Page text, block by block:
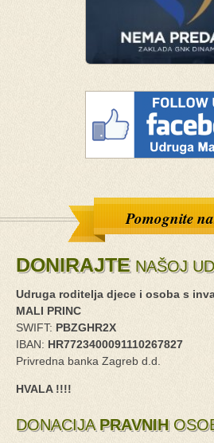
Pomognite
DONIRAJTENAŠOJ
Udruga roditelja djece i osoba s
MALI PRINC
SWIFT: PBZGHR2X
IBAN: HR7723400091110267827
Privredna banka Zagreb d.d.
HVALA !!!!
DONACIJA PRAVNIH